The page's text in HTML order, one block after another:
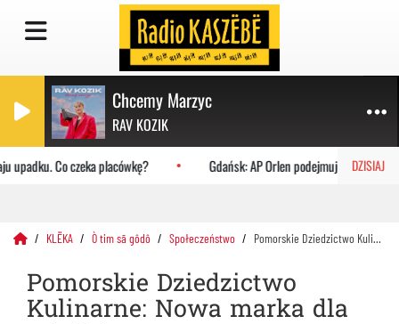
Chcemy Marzyc
RAV KOZIK
DZISIAJ
Co czeka placówkę? Gdańsk: AP Orlen podejmuje
KLËKA Ò tim sã gôdô Społeczeństwo Pomorskie Dziedzictwo Kulinarne: Nowa marka dla rolników
Pomorskie Dziedzictwo
Kulinarne: Nowa marka dla